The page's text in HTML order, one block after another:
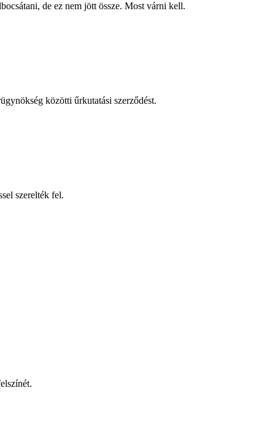
de ez nem jött össze. Most várni kell.
közötti űrkutatási szerződést.
szerelték fel.